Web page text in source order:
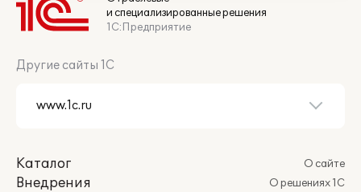
и специализированные решения
1С:Предприятие
Другие сайты 1С
Каталог
Внедрения
О сайте
О решениях 1С